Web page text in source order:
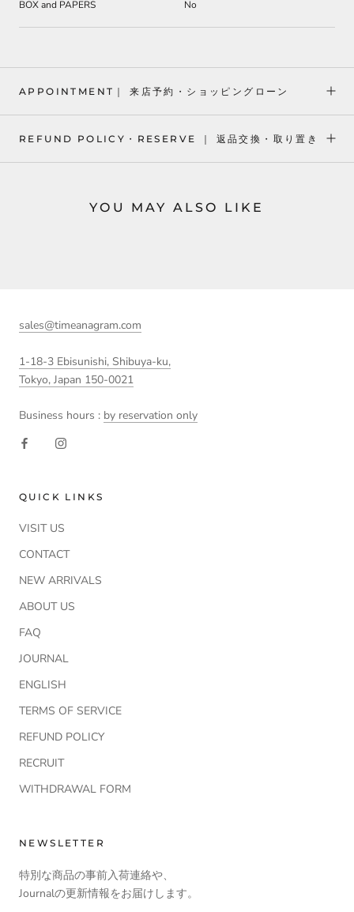
BOX and PAPERS No
APPOINTMENT｜ 来店予約・ショッピングローン
REFUND POLICY・RESERVE ｜ 返品交換・取り置き
YOU MAY ALSO LIKE
sales@timeanagram.com
1-18-3 Ebisunishi, Shibuya-ku,
Tokyo, Japan 150-0021
Business hours : by reservation only
QUICK LINKS
VISIT US
CONTACT
NEW ARRIVALS
ABOUT US
FAQ
JOURNAL
ENGLISH
TERMS OF SERVICE
REFUND POLICY
RECRUIT
WITHDRAWAL FORM
NEWSLETTER
特別な商品の事前入荷連絡や、
Journalの更新情報をお届けします。